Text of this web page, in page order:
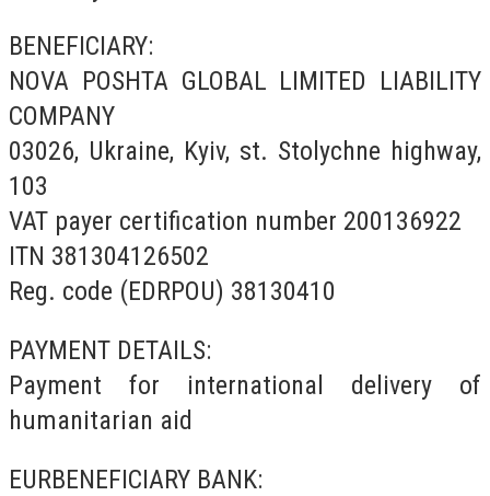
BENEFICIARY:
NOVA POSHTA GLOBAL LIMITED LIABILITY
COMPANY
03026, Ukraine, Kyiv, st. Stolychne highway,
103
VAT payer certification number 200136922
ITN 381304126502
Reg. code (EDRPOU) 38130410
PAYMENT DETAILS:
Payment for international delivery of
humanitarian aid
EURBENEFICIARY BANK: